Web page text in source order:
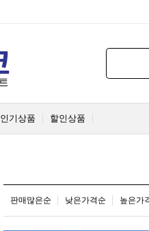
인기상품 할인상품
판매많은순 낮은가격순 높은가